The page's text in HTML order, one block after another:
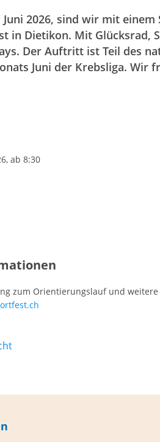
Juni 2026, sind wir mit
in Dietikon. Mit Glücksrad,
Der Auftritt ist Teil des
Juni der Krebsliga. Wir
ab 8:30
zum Orientierungslauf und